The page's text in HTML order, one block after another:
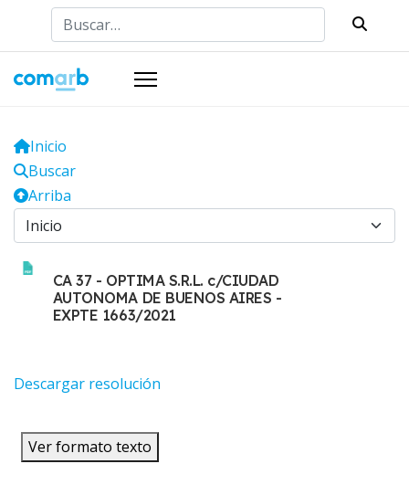
Buscar
Inicio
Buscar
Arriba
CA 37 - OPTIMA S.R.L. c/CIUDAD
AUTONOMA DE BUENOS AIRES -
EXPTE 1663/2021
Descargar resolución
Ver formato texto